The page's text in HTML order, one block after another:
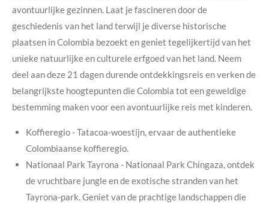
avontuurlijke gezinnen. Laat je fascineren door de
geschiedenis van het land terwijl je diverse historische
plaatsen in Colombia bezoekt en geniet tegelijkertijd van het
unieke natuurlijke en culturele erfgoed van het land. Neem
deel aan deze 21 dagen durende ontdekkingsreis en verken de
belangrijkste hoogtepunten die Colombia tot een geweldige
bestemming maken voor een avontuurlijke reis met kinderen.
Koffieregio - Tatacoa-woestijn, ervaar de authentieke
Colombiaanse koffieregio.
Nationaal Park Tayrona - Nationaal Park Chingaza, ontdek
de vruchtbare jungle en de exotische stranden van het
Tayrona-park. Geniet van de prachtige landschappen die